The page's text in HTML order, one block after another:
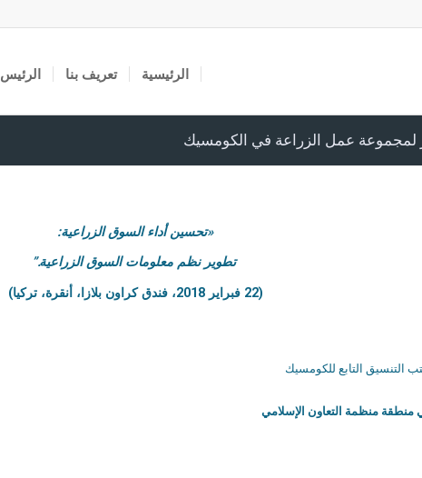
الرئيسية تعريف بنا الرئيس
لمجموعة عمل الزراعة في الكومسيك
«تحسين أداء السوق الزراعية:
تطوير نظم معلومات السوق الزراعية.”
(
22 فبراير2018، فندق كراون بلازا، أنقرة، تركيا)
التنسيق التابع للکومسیك
منظمة التعاون الإسلامي